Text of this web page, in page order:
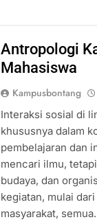
Antropologi
Mahasiswa
Kampusbontang
Interaksi sosial di
khususnya dalam
pembelajaran dan
mencari ilmu,
budaya, dan
kegiatan, mulai
masyarakat,